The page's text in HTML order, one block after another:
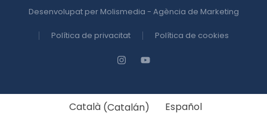
Desenvolupat per Molismedia - Agència de Marketing
Política de privacitat Política de cookies
Català(Catalán) Español